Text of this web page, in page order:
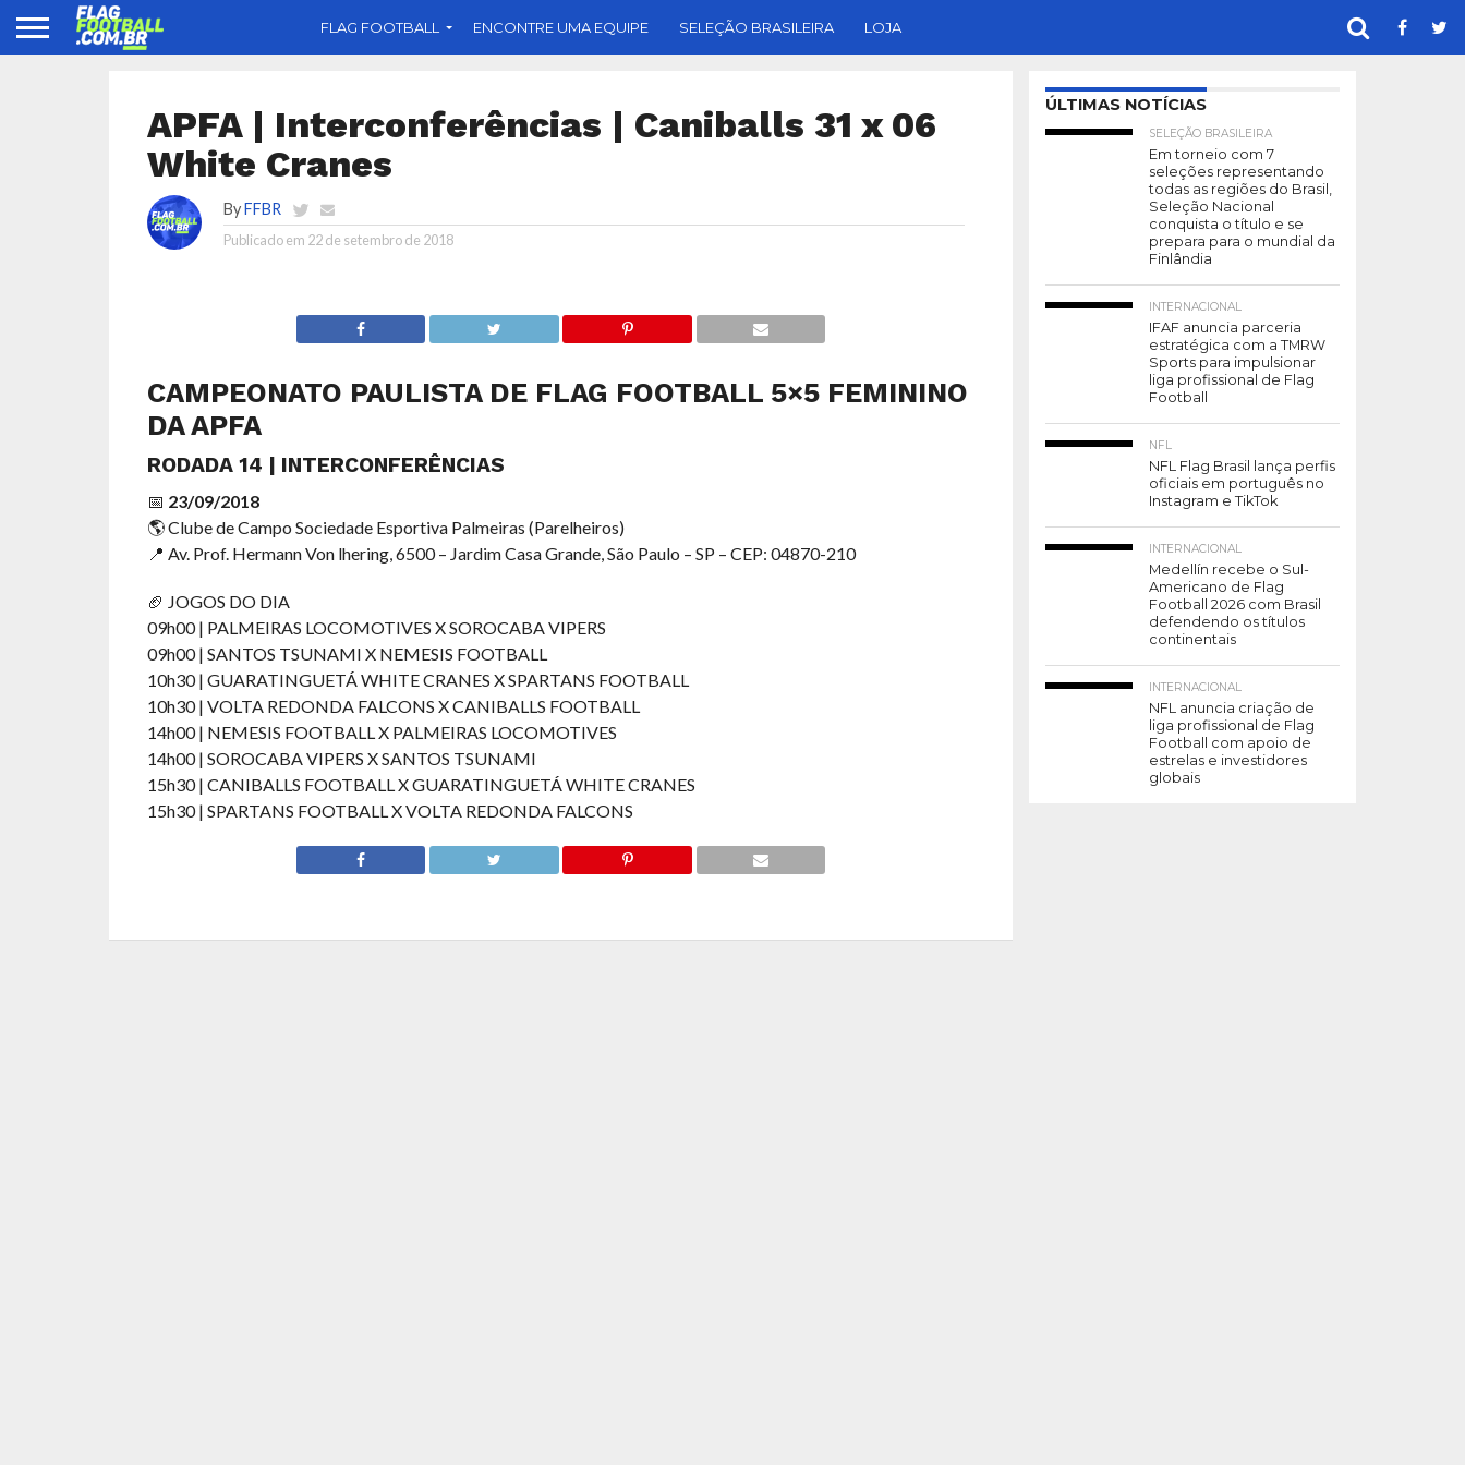
FLAG FOOTBALL ENCONTRE UMA EQUIPE SELEÇÃO BRASILEIRA LOJA
APFA | Interconferências | Caniballs 31 x 06
White Cranes
ByFFBR
Publicado em 22 de setembro de 2018
CAMPEONATO PAULISTA DE FLAG FOOTBALL 5×5 FEMININO
DA APFA
RODADA 14 | INTERCONFERÊNCIAS
📅 23/09/2018
🌎 Clube de Campo Sociedade Esportiva Palmeiras (Parelheiros)
📍 Av. Prof. Hermann Von lhering, 6500 – Jardim Casa Grande, São Paulo – SP – CEP: 04870-210
🏈 JOGOS DO DIA
09h00 | PALMEIRAS LOCOMOTIVES X SOROCABA VIPERS
09h00 | SANTOS TSUNAMI X NEMESIS FOOTBALL
10h30 | GUARATINGUETÁ WHITE CRANES X SPARTANS FOOTBALL
10h30 | VOLTA REDONDA FALCONS X CANIBALLS FOOTBALL
14h00 | NEMESIS FOOTBALL X PALMEIRAS LOCOMOTIVES
14h00 | SOROCABA VIPERS X SANTOS TSUNAMI
15h30 | CANIBALLS FOOTBALL X GUARATINGUETÁ WHITE CRANES
15h30 | SPARTANS FOOTBALL X VOLTA REDONDA FALCONS
ÚLTIMAS NOTÍCIAS
SELEÇÃO BRASILEIRA
Em torneio com 7
seleções representando
todas as regiões do Brasil,
Seleção Nacional
conquista o título e se
prepara para o mundial da
Finlândia
INTERNACIONAL
IFAF anuncia parceria
estratégica com a TMRW
Sports para impulsionar
liga profissional de Flag
Football
NFL
NFL Flag Brasil lança perfis
oficiais em português no
Instagram e TikTok
INTERNACIONAL
Medellín recebe o Sul-
Americano de Flag
Football 2026 com Brasil
defendendo os títulos
continentais
INTERNACIONAL
NFL anuncia criação de
liga profissional de Flag
Football com apoio de
estrelas e investidores
globais